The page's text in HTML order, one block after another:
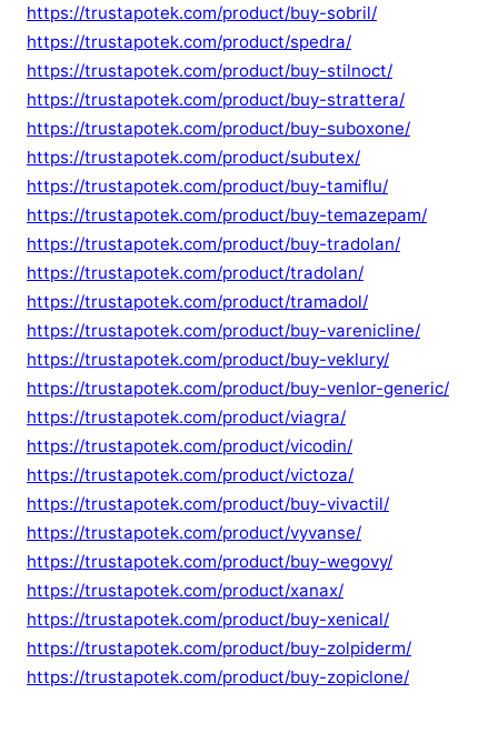
https://trustapotek.com/product/buy-sobril/
https://trustapotek.com/product/spedra/
https://trustapotek.com/product/buy-stilnoct/
https://trustapotek.com/product/buy-strattera/
https://trustapotek.com/product/buy-suboxone/
https://trustapotek.com/product/subutex/
https://trustapotek.com/product/buy-tamiflu/
https://trustapotek.com/product/buy-temazepam/
https://trustapotek.com/product/buy-tradolan/
https://trustapotek.com/product/tradolan/
https://trustapotek.com/product/tramadol/
https://trustapotek.com/product/buy-varenicline/
https://trustapotek.com/product/buy-veklury/
https://trustapotek.com/product/buy-venlor-generic/
https://trustapotek.com/product/viagra/
https://trustapotek.com/product/vicodin/
https://trustapotek.com/product/victoza/
https://trustapotek.com/product/buy-vivactil/
https://trustapotek.com/product/vyvanse/
https://trustapotek.com/product/buy-wegovy/
https://trustapotek.com/product/xanax/
https://trustapotek.com/product/buy-xenical/
https://trustapotek.com/product/buy-zolpiderm/
https://trustapotek.com/product/buy-zopiclone/